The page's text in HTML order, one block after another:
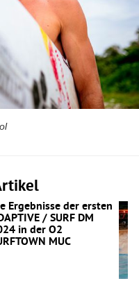
Ergebnisse der ersten
/ SURF DM
in der O2
MUC